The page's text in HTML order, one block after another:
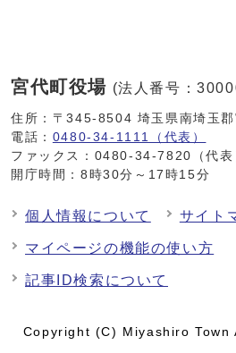
宮代町役場 (法人番号：
住所：〒345-8504 埼玉県南埼玉
電話： 0480-34-1111（代表）
ファックス：0480-34-7820（代表
開庁時間：8時30分～17時15分
個人情報について サイト
マイページの機能の使い方
記事ID検索について
Copyright (C) Miyashiro Town